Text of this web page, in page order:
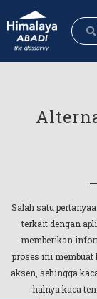
Salah satu
terkait dengan
memberikan
proses ini
aksen, sehingga
halnya kaca